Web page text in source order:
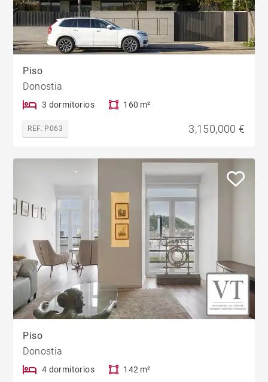
Piso
Donostia
3 dormitorios 160 m²
REF. P063 3,150,000 €
Piso
Donostia
4 dormitorios 142 m²